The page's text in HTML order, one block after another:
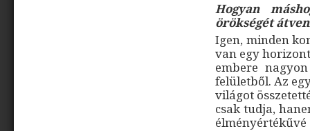
Hogyan
örökségét
Igen, minden
van egy
embere
felületből. Az
világot
csak tudja,